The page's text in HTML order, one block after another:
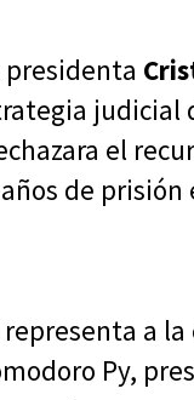
presidenta
el
de
a
Py,